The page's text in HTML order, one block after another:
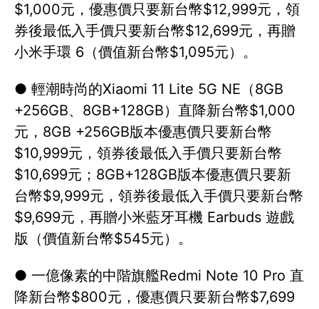
$1,000元，優惠價只要新台幣$12,999元，領
券後最低入手價只要新台幣$12,699元，再贈
小米手環 6（價值新台幣$1,095元）。
● 輕潮時尚的Xiaomi 11 Lite 5G NE（8GB
+256GB、8GB+128GB）直降新台幣$1,000
元，8GB +256GB版本優惠價只要新台幣
$10,999元，領券後最低入手價只要新台幣
$10,699元；8GB+128GB版本優惠價只要新
台幣$9,999元，領券後最低入手價只要新台幣
$9,699元，再贈小米藍牙耳機 Earbuds 遊戲
版（價值新台幣$545元）。
● 一億像素的中階旗艦Redmi Note 10 Pro 直
降新台幣$800元，優惠價只要新台幣$7,699